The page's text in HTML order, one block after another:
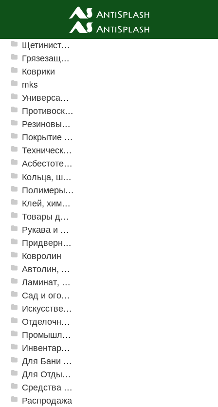
Ячеистые грязезащитные покрытия
Щетинистые покрытия
Грязезащитные, влаговпитывающие покрытия
Коврики
mks
Универсальные модульные покрытия
Противоскользящая защита для лестниц, профили, ленты
Резиновые и ПВХ дорожки
Покрытие из резиновой крошки
Техническая резина
Асбестотехнические и теплоизоляционные материалы
Кольца, шайбы, манжеты
Полимеры и пластики
Клей, химия, сопутствующие товары
Товары для дома
Рукава и шланги промышленные
Придверные решетки
Ковролин
Автолин, Транслин, Линолеум
Ламинат, Кварцвиниловая плитка SPC
Сад и огород
Искусственная трава
Отделочные профили
Промышленный текстиль
Инвентарь для клининга
Для Бани и Сауны
Для Отдыха и Пикника
Средства от насекомых и садовых вредителей
Распродажа